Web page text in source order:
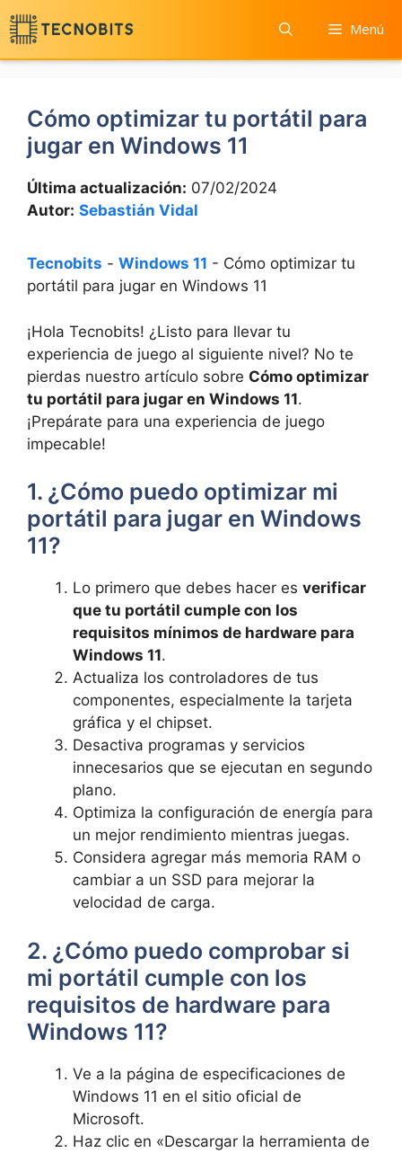
Saltar
al
contenido
Menú
Cómo optimizar tu portátil para
jugar en Windows 11
Última actualización: 07/02/2024
Autor: Sebastián Vidal
Tecnobits - Windows 11 - Cómo optimizar tu
portátil para jugar en Windows 11
¡Hola Tecnobits! ¿Listo para llevar tu‌
experiencia de juego al siguiente nivel? No te
pierdas nuestro artículo sobre ​ Cómo optimizar
tu portátil para jugar ⁢en Windows 11.
¡Prepárate para ⁤una experiencia de juego⁢
impecable!‍
1. ¿Cómo puedo optimizar mi
portátil para ⁤jugar en Windows
11?
Lo primero que debes‌ hacer es verificar
que tu portátil cumple con los
requisitos ​mínimos de hardware para
Windows 11.
Actualiza los controladores de tus
componentes, especialmente la tarjeta
gráfica y el chipset.
Desactiva programas y servicios
innecesarios que se ejecutan en segundo
plano.
Optimiza la configuración de energía para
un mejor rendimiento mientras juegas.
Considera agregar más memoria RAM o
cambiar a un SSD para mejorar la
velocidad de carga.
2. ¿Cómo ​puedo comprobar si‌
mi portátil cumple con los
requisitos de hardware para
Windows 11?
Ve a la página de especificaciones de
Windows ‌11 en el sitio oficial de
Microsoft.
Haz clic en «Descargar la herramienta ​de